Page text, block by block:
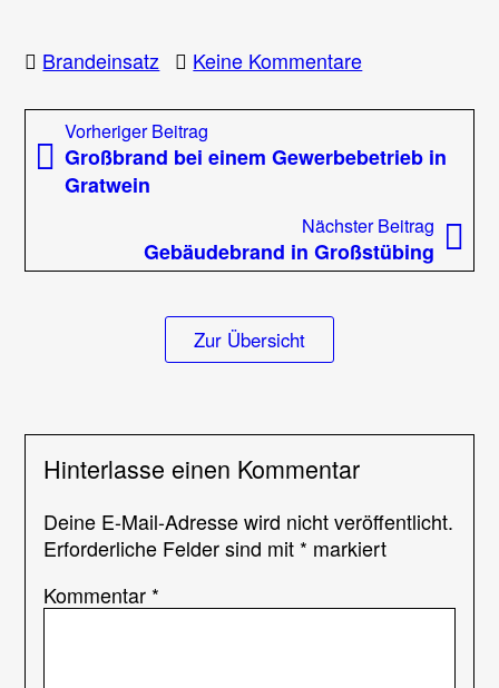
Brandeinsatz Keine Kommentarezu
beim
Perchtenlauf
Beitragsnavigation
Vorheriger Beitrag
Beitrag:
Großbrand bei einem Gewerbebetrieb in
Gratwein
Nächster Beitrag
Gebäudebrand in Großstübing
Zur Übersicht
Hinterlasse einen Kommentar
Deine E-Mail-Adresse wird nicht veröffentlicht.
Erforderliche Felder sind mit * markiert
Kommentar *